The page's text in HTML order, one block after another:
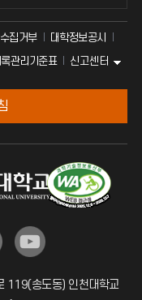
집거부
대학정보공시
록관리기준표 신고센터
119(송도동) 인천대학교